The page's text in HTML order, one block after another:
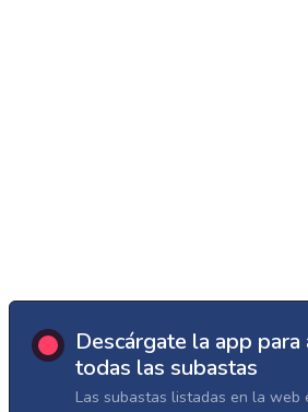
Descárgate la app para
todas las subastas
Las subastas listadas en la web